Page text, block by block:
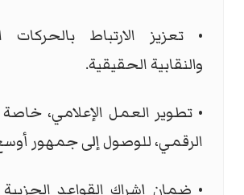
• تعزيز الارتباط بالحركات
والنقابية الحقيقية.
• تطوير العمل الإعلامي،
الرقمي، للوصول إلى جمهور
• ضمان إشراك القواعد